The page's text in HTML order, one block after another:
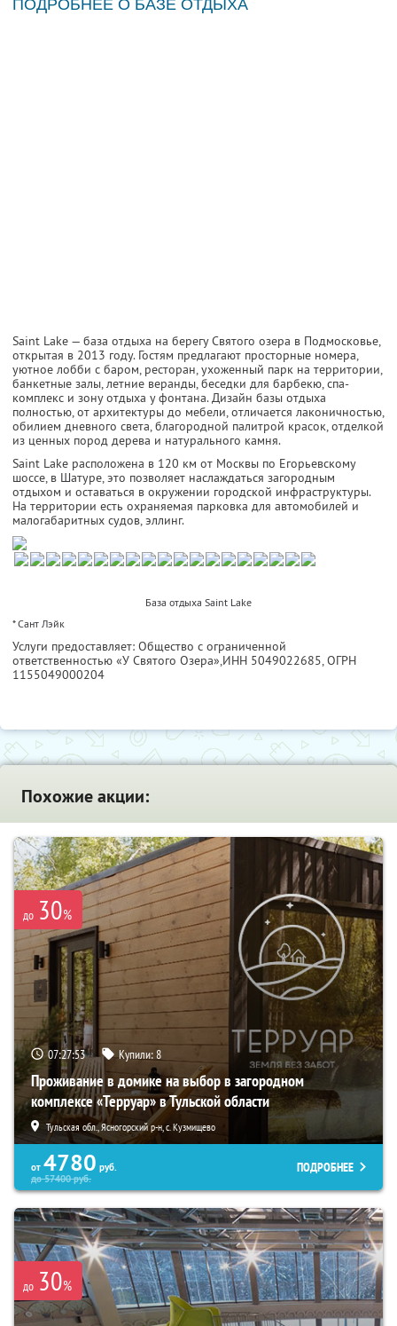
ПОДРОБНЕЕ О БАЗЕ ОТДЫХА
Saint Lake — база отдыха на берегу Святого озера в Подмосковье,
открытая в 2013 году. Гостям предлагают просторные номера,
уютное лобби с баром, ресторан, ухоженный парк на территории,
банкетные залы, летние веранды, беседки для барбекю, спа-
комплекс и зону отдыха у фонтана. Дизайн базы отдыха
полностью, от архитектуры до мебели, отличается лаконичностью,
обилием дневного света, благородной палитрой красок, отделкой
из ценных пород дерева и натурального камня.
Saint Lake расположена в 120 км от Москвы по Егорьевскому
шоссе, в Шатуре, это позволяет наслаждаться загородным
отдыхом и оставаться в окружении городской инфраструктуры.
На территории есть охраняемая парковка для автомобилей и
малогабаритных судов, эллинг.
База отдыха Saint Lake
* Сант Лэйк
Услуги предоставляет: Общество с ограниченной
ответственностью «У Святого Озера»,ИНН 5049022685, ОГРН
1155049000204
Похожие акции:
до 30%
07:27:51 Купили:8
Проживание в домике на выбор в загородном
комплексе «Терруар» в Тульской области
Тульская обл., Ясногорский р-н, с. Кузмищево
от 4780 руб.
до57400руб.
ПОДРОБНЕЕ
до 30%